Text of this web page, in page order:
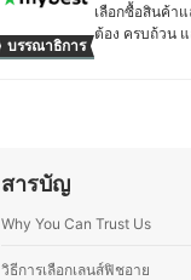
บรรณาธิการ
เลือกซื้อสินค้า
ต้อง ครบถ้วน
สารบัญ
Why You Can Trust Us
วิธีการเลือกเลนส์ฟิชอาย